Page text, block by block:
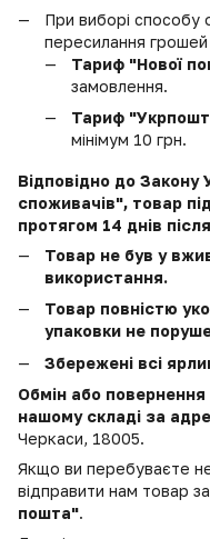
При виборі способу
пересилання грошей
Тариф "Нової
замовлення.
Тариф
мінімум 10 грн.
Відповідно до Закону
споживачів", товар
протягом 14 днів
Товар не був у
використання.
Товар повністю
упаковки не
Збережені всі
Обмін або
нашому складі за
Черкаси, 18005.
Якщо ви перебуваєте
відправити нам товар
пошта".